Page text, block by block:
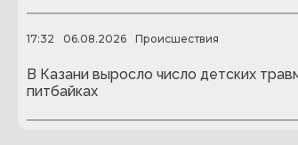
17:32 06.08.2026 Происшествия
В Казани выросло число детских
питбайках